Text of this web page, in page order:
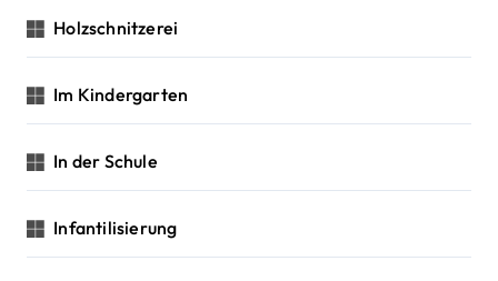
Holzschnitzerei
Im Kindergarten
In der Schule
Infantilisierung